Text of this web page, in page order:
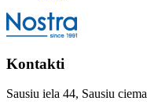
Kontakti
Sausiu iela 44, Sausiu